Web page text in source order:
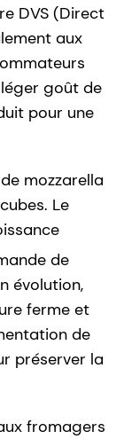
DVS (Direct
aux
goût de
pour une
mozzarella
Le
de
évolution,
ferme et
de
préserver la
fromagers